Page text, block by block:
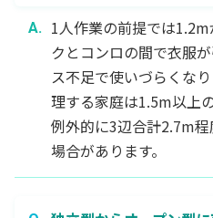
1人作業の前提では
クとコンロの間で衣服
ス不足で使いづらくな
理する家庭は1.5m以上
例外的に3辺合計2.7m
場合があります。